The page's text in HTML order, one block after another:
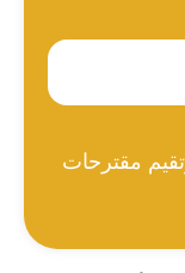
مقترحات